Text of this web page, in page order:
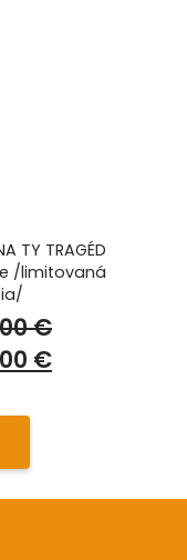
TY TRAGÉD
/limitovaná
€
€.
€Current